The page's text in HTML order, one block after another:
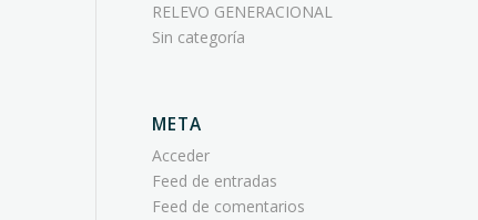
RELEVO GENERACIONAL
Sin categoría
META
Acceder
Feed de entradas
Feed de comentarios